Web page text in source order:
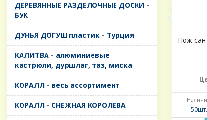
ДЕРЕВЯННЫЕ РАЗДЕЛОЧНЫЕ ДОСКИ -
БУК
ДУНЬЯ ДОГУШ пластик - Турция
КАЛИТВА - алюминиевые
кастрюли, дуршлаг, таз, миска
КОРАЛЛ - весь ассортимент
КОРАЛЛ - СНЕЖНАЯ КОРОЛЕВА
Нож
50шт.